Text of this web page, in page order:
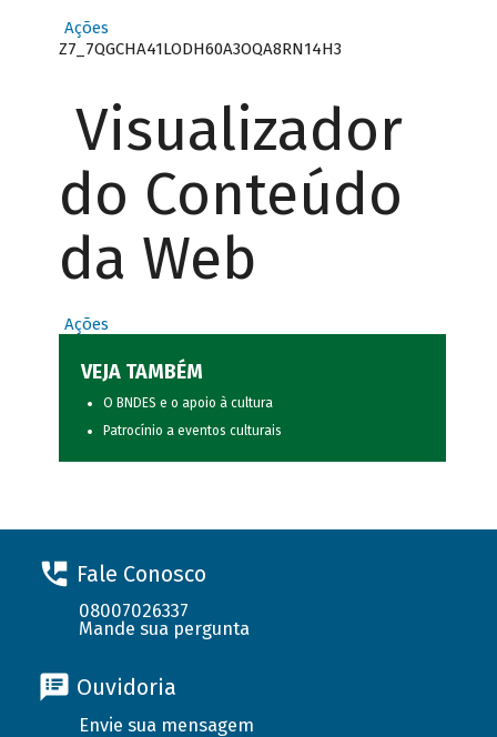
Ações
Z7_7QGCHA41LODH60A3OQA8RN14H3
Visualizador
do Conteúdo
da Web
Ações
VEJA TAMBÉM
O BNDES e o apoio à cultura
Patrocínio a eventos culturais
Fale Conosco
08007026337
Mande sua pergunta
Ouvidoria
Envie sua mensagem